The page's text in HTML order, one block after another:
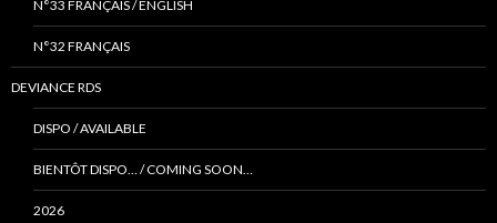
N°33 FRANÇAIS / ENGLISH
N°32 FRANÇAIS
DEVIANCE RDS
DISPO / AVAILABLE
BIENTÔT DISPO… / COMING SOON…
2026